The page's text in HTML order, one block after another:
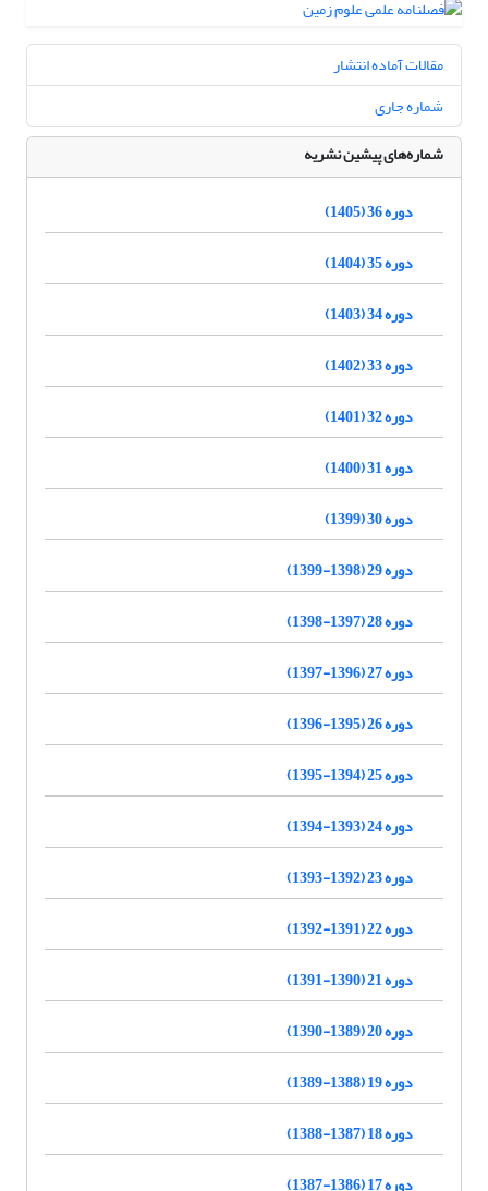
مقالات آماده انتشار
شماره جاری
شماره‌های پیشین نشریه
دوره 36 (1405)
دوره 35 (1404)
دوره 34 (1403)
دوره 33 (1402)
دوره 32 (1401)
دوره 31 (1400)
دوره 30 (1399)
دوره 29 (1398-1399)
دوره 28 (1397-1398)
دوره 27 (1396-1397)
دوره 26 (1395-1396)
دوره 25 (1394-1395)
دوره 24 (1393-1394)
دوره 23 (1392-1393)
دوره 22 (1391-1392)
دوره 21 (1390-1391)
دوره 20 (1389-1390)
دوره 19 (1388-1389)
دوره 18 (1387-1388)
دوره 17 (1386-1387)